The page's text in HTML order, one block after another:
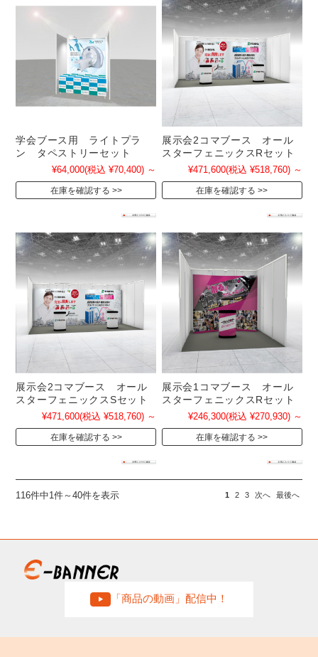
学会ブース用 ライトプラ
ン タペストリーセット
¥64,000(税込 ¥70,400) ～
在庫を確認する
展示会2コマブース オール
スターフェニックスRセット
¥471,600(税込 ¥518,760) ～
在庫を確認する
展示会2コマブース オール
スターフェニックスSセット
¥471,600(税込 ¥518,760) ～
在庫を確認する
展示会1コマブース オール
スターフェニックスRセット
¥246,300(税込 ¥270,930) ～
在庫を確認する
116件中1件～40件を表示 1 2 3 次へ 最後へ
「商品の動画」配信中！